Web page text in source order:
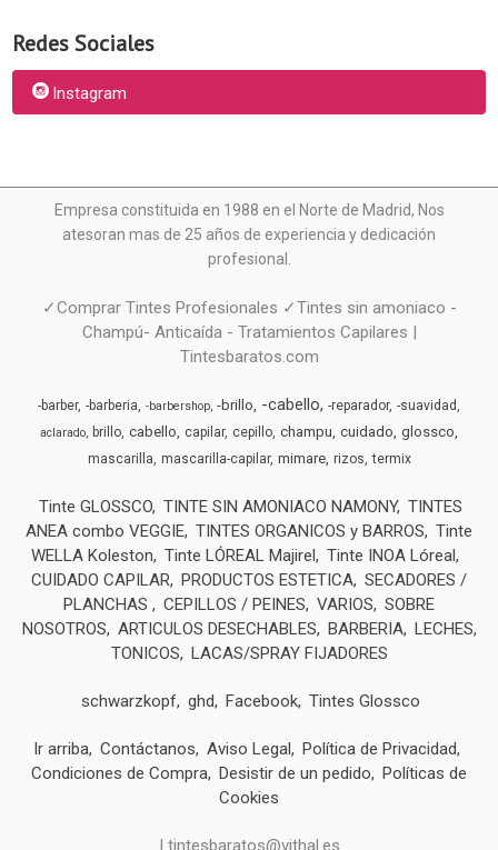
Redes Sociales
Instagram
Empresa constituida en 1988 en el Norte de Madrid, Nos
atesoran mas de 25 años de experiencia y dedicación
profesional.
✓Comprar Tintes Profesionales ✓Tintes sin amoniaco -
Champú- Anticaída - Tratamientos Capilares |
Tintesbaratos.com
-barber -barberia -barbershop -brillo -cabello -reparador -suavidad
aclarado brillo cabello capilar cepillo champu cuidado glossco
mascarilla mascarilla-capilar mimare rizos termix
Tinte GLOSSCO TINTE SIN AMONIACO NAMONY TINTES
ANEA combo VEGGIE TINTES ORGANICOS y BARROS
Tinte
WELLA Koleston
Tinte LÓREAL Majirel
Tinte INOA Lóreal
CUIDADO CAPILAR PRODUCTOS ESTETICA SECADORES /
PLANCHAS
CEPILLOS / PEINES VARIOS
SOBRE
NOSOTROS
ARTICULOS DESECHABLES BARBERIA LECHES,
TONICOS
LACAS/SPRAY FIJADORES
schwarzkopf ghd Facebook Tintes Glossco
Ir arriba Contáctanos Aviso Legal
Política de Privacidad
Condiciones de Compra Desistir de un pedido
Políticas de
Cookies
| tintesbaratos@vithal.es